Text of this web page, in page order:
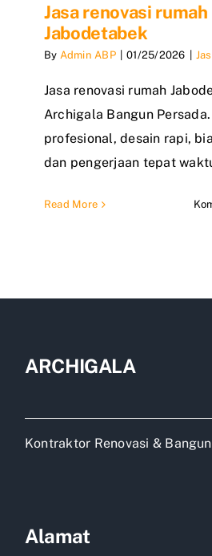
Jasa renovasi rumah
Jabodetabek
By Admin ABP 01/25/2026
Jasa renovasi rumah
Archigala Bangun
profesional, desain rapi,
dan pengerjaan tepat
Read More
ARCHIGALA
Kontraktor Renovasi &
Alamat